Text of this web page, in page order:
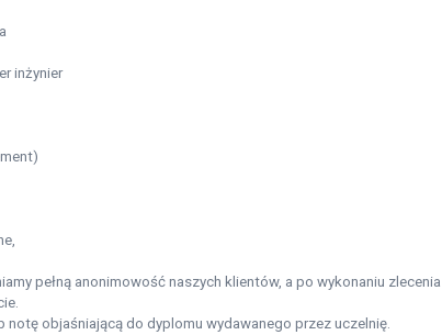
inżynier
pełną anonimowość naszych klientów, a po wykonaniu zlecenia
notę objaśniającą do dyplomu wydawanego przez uczelnię.